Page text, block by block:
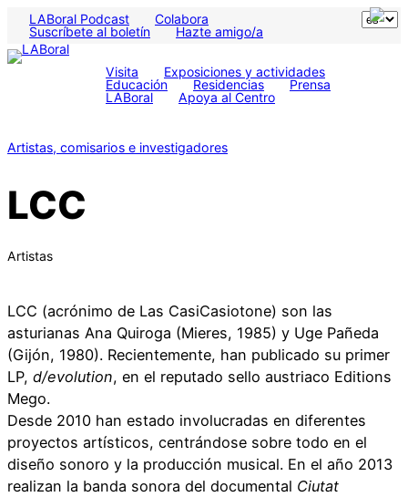
LABoral Podcast
Colabora
Suscríbete al boletín
Hazte amigo/a
Visita
Exposiciones y actividades
Educación
Residencias
Prensa
LABoral
Apoya al Centro
Artistas, comisarios e investigadores
LCC
Artistas
LCC (acrónimo de Las CasiCasiotone) son las
asturianas Ana Quiroga (Mieres, 1985) y Uge Pañeda
(Gijón, 1980). Recientemente, han publicado su primer
LP, d/evolution, en el reputado sello austriaco Editions
Mego.
Desde 2010 han estado involucradas en diferentes
proyectos artísticos, centrándose sobre todo en el
diseño sonoro y la producción musical. En el año 2013
realizan la banda sonora del documental Ciutat